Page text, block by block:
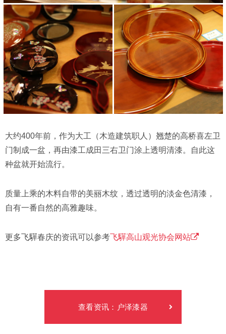
大约400年前，作为大工（木造建筑职人）翘楚的高桥喜左卫
门制成一盆，再由漆工成田三右卫门涂上透明清漆。自此这
种盆就开始流行。
质量上乘的木料自带的美丽木纹，透过透明的淡金色清漆，
自有一番自然的高雅趣味。
更多飞驒春庆的资讯可以参考飞驒高山观光协会网站
查看资讯：户泽漆器